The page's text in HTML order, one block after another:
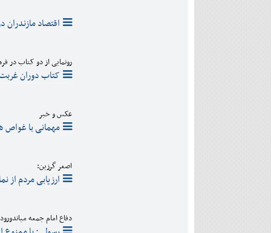
اقتصاد مازندران
رونمایی از دو کتاب در
کتاب دوران
عکس و خبر
مهمانی با غواص
اصغر گرزین:
ارزیابی مردم
دفاع امام جمعه میاندورود